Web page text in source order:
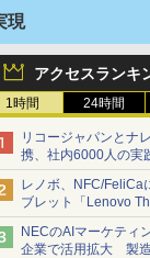
現
アクセスランキ
1時間 24時間
リコージャパンとナ
携、社内6000人の実
商談記録 for RICOH
レノボ、NFC/FeliCa
ブレット「Lenovo
売
NECのAIマーケティ
企業で活用拡大 製